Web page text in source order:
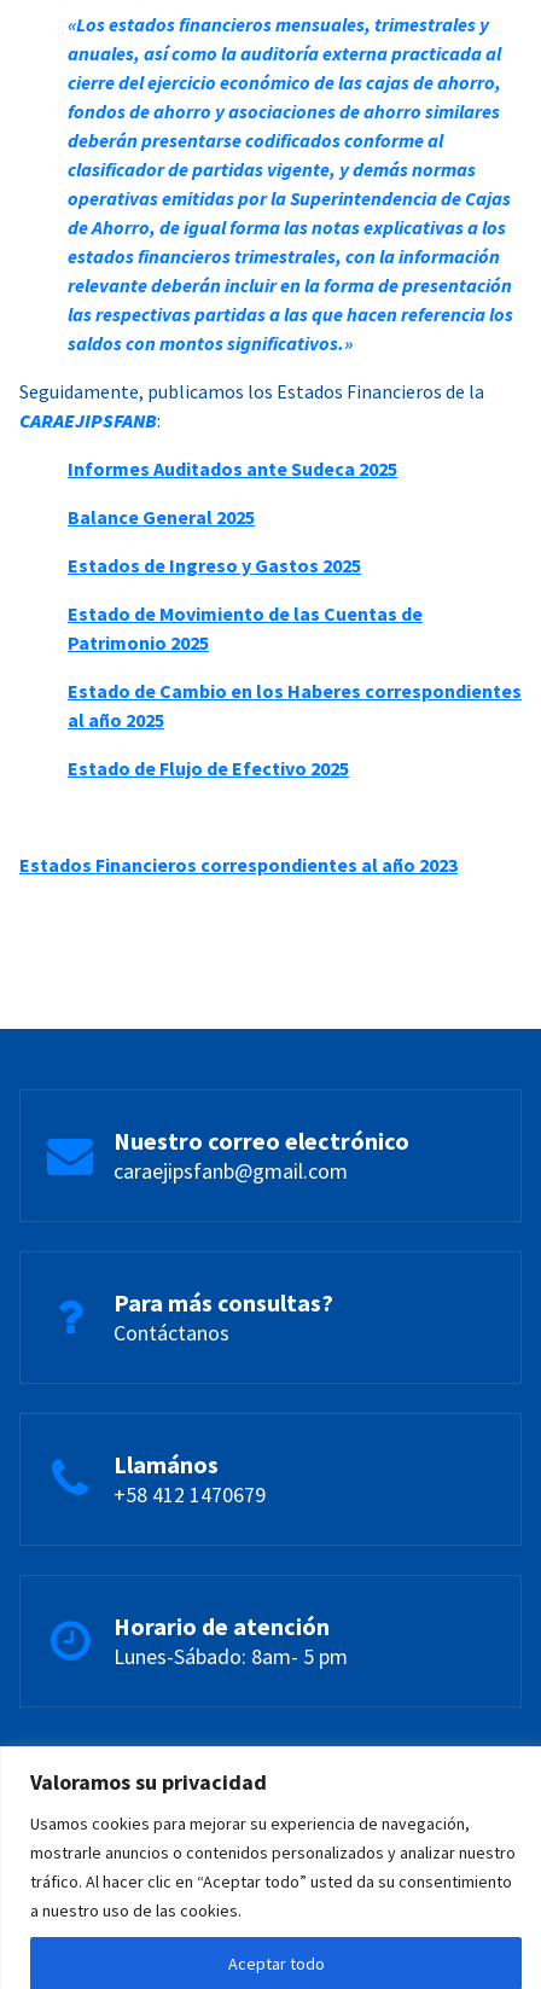
Valoramos su privacidad
Usamos cookies para mejorar su experiencia de navegación,
mostrarle anuncios o contenidos personalizados y analizar nuestro
tráfico. Al hacer clic en “Aceptar todo” usted da su consentimiento
a nuestro uso de las cookies.
Aceptar todo
«Los estados financieros mensuales, trimestrales y
anuales, así como la auditoría externa practicada al
cierre del ejercicio económico de las cajas de ahorro,
fondos de ahorro y asociaciones de ahorro similares
deberán presentarse codificados conforme al
clasificador de partidas vigente, y demás normas
operativas emitidas por la Superintendencia de Cajas
de Ahorro, de igual forma las notas explicativas a los
estados financieros trimestrales, con la información
relevante deberán incluir en la forma de presentación
las respectivas partidas a las que hacen referencia los
saldos con montos significativos.»
Seguidamente, publicamos los Estados Financieros de la
CARAEJIPSFANB:
Informes Auditados ante Sudeca 2025
Balance General 2025
Estados de Ingreso y Gastos 2025
Estado de Movimiento de las Cuentas de
Patrimonio 2025
Estado de Cambio en los Haberes correspondientes
al año 2025
Estado de Flujo de Efectivo 2025
Estados Financieros correspondientes al año 2023
Nuestro correo electrónico
caraejipsfanb@gmail.com
Para más consultas?
Contáctanos
Llamános
+58 412 1470679
Horario de atención
Lunes-Sábado: 8am- 5 pm
Copyright © 2026. Servicio paraCaraejipsFANB.
Creado porMastySystems